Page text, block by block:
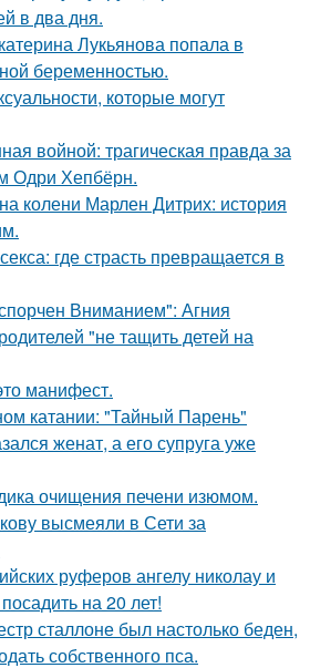
в два дня.
Лукьянова попала в
беременностью.
которые могут
войной: трагическая правда за
Одри Хепбёрн.
колени Марлен Дитрих: история
где страсть превращается в
Вниманием": Агния
"не тащить детей на
манифест.
катании: "Тайный Парень"
женат, а его супруга уже
очищения печени изюмом.
высмеяли в Сети за
руферов ангелу николау и
на 20 лет!
сталлоне был настолько беден,
собственного пса.